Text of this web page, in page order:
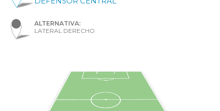
ALTERNATIVA:
LATERAL DERECHO